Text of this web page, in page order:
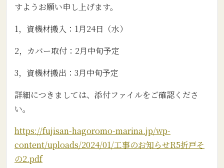
すようお願い申し上げます。
1，資機材搬入：1月24日（水）
2，カバー取付：2月中旬予定
3，資機材搬出：3月中旬予定
詳細につきましては、添付ファイルをご確認くださ
い。
https://fujisan-hagoromo-marina.jp/wp-
content/uploads/2024/01/工事のお知らせR5折戸そ
の2.pdf